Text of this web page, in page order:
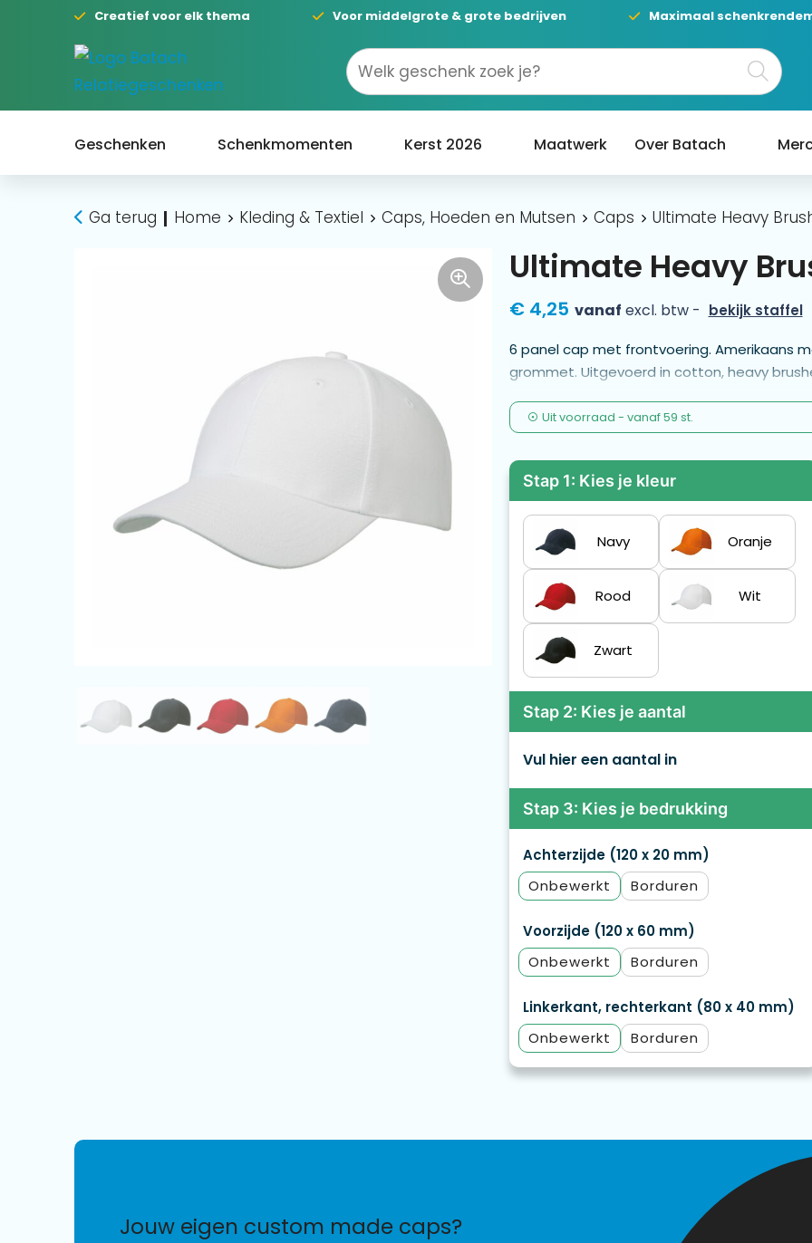
Creatief voor elk thema Voor middelgrote & grote bedrijven Maximaal
Geschenken Schenkmomenten Kerst 2026 Maatwerk Over Batach
Ga terug Home Kleding & Textiel Caps, Hoeden en Mutsen Caps Ultimate Heavy
Ultimate Heavy
€ 4,25 vanaf excl. btw - bekijk staffel
6 panel cap met frontvoering. Amerikaans
grommet. Uitgevoerd in cotton, heavy
Uit voorraad - vanaf59 st.
Stap 1: Kies je kleur
Navy Oranje
Rood Wit
Zwart
Stap 2: Kies je aantal
Vul hier een aantal in
Stap 3: Kies je bedrukking
Achterzijde (120 x 20 mm)
Onbewerkt
Borduren
Voorzijde (120 x 60 mm)
Onbewerkt
Borduren
Linkerkant, rechterkant (80 x 40 mm)
Onbewerkt
Borduren
jouw eigen custom made caps?